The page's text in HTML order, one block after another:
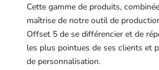
Cette gamme de produits,
maîtrise de notre outil de
Offset 5 de se différencier et de
les plus pointues de ses clients et
de personnalisation.